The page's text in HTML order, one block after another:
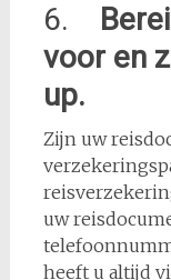
6.
voor en
up.
Zijn uw
uw
heeft u altijd